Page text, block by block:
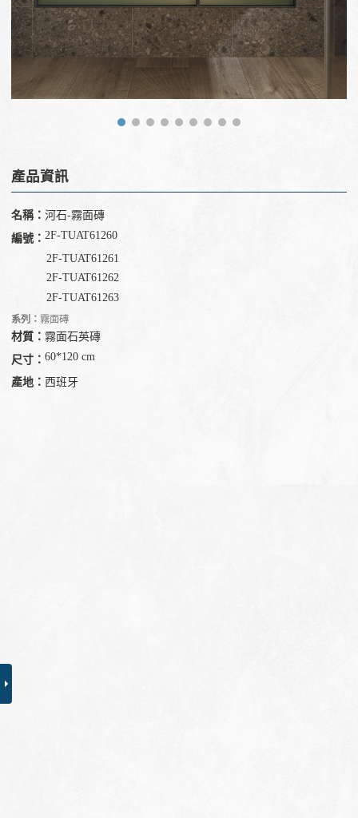
產品資訊
名稱： 河石-霧面磚
編號： 2F-TUAT61260
2F-TUAT61261
2F-TUAT61262
2F-TUAT61263
系列： 霧面磚
材質： 霧面石英磚
尺寸： 60*120 cm
產地： 西班牙